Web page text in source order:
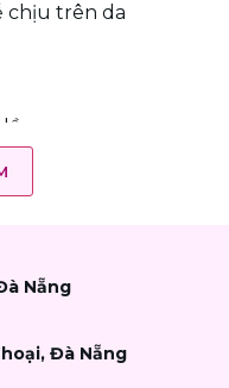
chịu trên da
vào routine skincare
tốt hơn
ẩm
nên kết hợp kem
Nẵng
Đà Nẵng